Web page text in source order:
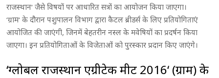
राजस्थान‘ जैसे विषयों पर आधारित सत्रों का आयोजन किया जाएगा।
‘ग्राम‘ के दौरान पशुपालन विभाग द्वारा कैटल ब्रीडर्स के लिए प्रतियोगिताएं
आयोजित की जाएंगी, जिनमें बेहतरीन नस्ल के मवेषियों का प्रदर्षन किया
जाएगा। इन प्रतियोगिताओं के विजेताओं को पुरस्कार प्रदान किए जाएंगे।
‘ग्लोबल राजस्थान एग्रीटेक मीट 2016‘ (ग्राम) के